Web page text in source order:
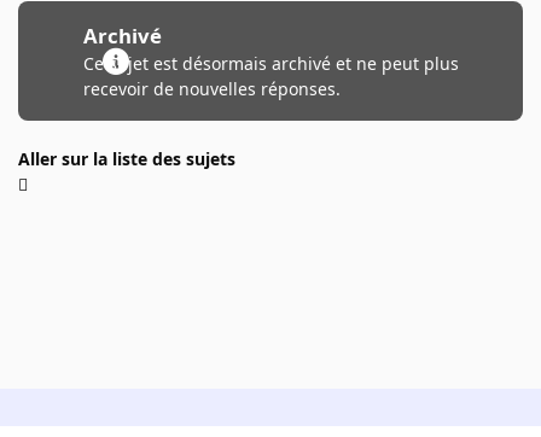
Archivé
Ce sujet est désormais archivé et ne peut plus
recevoir de nouvelles réponses.
Aller sur la liste des sujets